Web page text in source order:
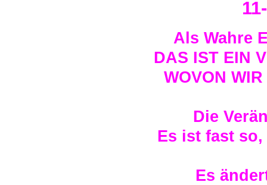
Als Wahre
DAS IST EIN
WOVON
Die
Es ist fast
Es